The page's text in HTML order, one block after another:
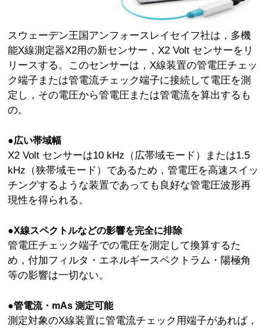
スウェーデン王国アンフォースレイセイフ社は，多機
能X線測定器X2用の新センサー，X2 Volt センサーをリ
リースする。このセンサーは，X線装置の管電圧チェッ
ク端子または管電流チェック端子に接続して電圧を測
定し，その電圧から管電圧または管電流を算出するも
の。
●広い帯域幅
X2 Volt センサーは10 kHz（広帯域モード）または1.5
kHz（狭帯域モード）であるため，管電圧を高速スイッ
チングするような装置であっても良好な管電圧波形再
現性を得られる。
●X線スペクトルなどの影響を完全に排除
管電圧チェック端子での電圧を測定して換算するた
め，付加フィルタ・エネルギースペクトラム・陽極角
等の影響は一切ない。
●管電流・mAs 測定可能
測定対象のX線装置に管電流チェック用端子があれば，